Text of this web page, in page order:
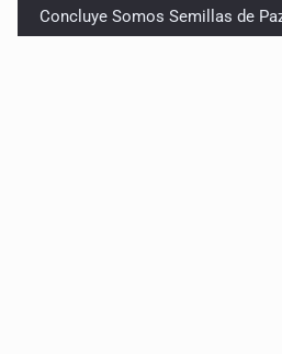
Concluye Somos Semillas de